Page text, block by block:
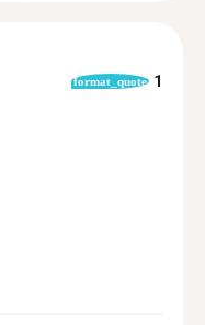
format_quote 1